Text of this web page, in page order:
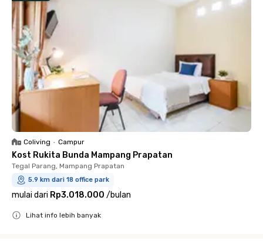
Coliving • Campur
Kost Rukita Bunda Mampang Prapatan
Tegal Parang, Mampang Prapatan
5.9 km dari 18 office park
mulai dari Rp3.018.000 /bulan
Lihat info lebih banyak